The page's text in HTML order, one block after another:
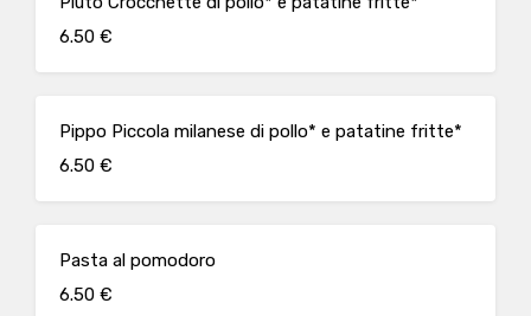
6.50 €
Pippo Piccola milanese di pollo* e patatine fritte*
6.50 €
Pasta al pomodoro
6.50 €